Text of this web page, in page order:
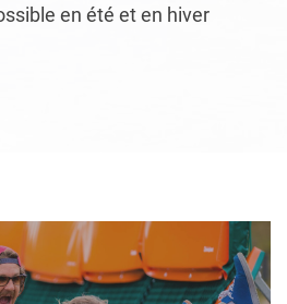
en été et en hiver